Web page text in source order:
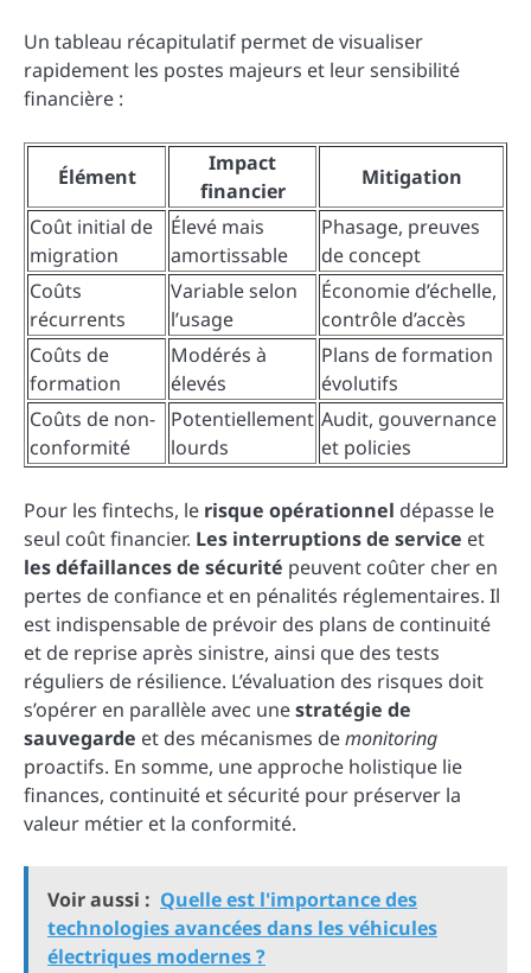
Un tableau récapitulatif permet de visualiser
rapidement les postes majeurs et leur sensibilité
financière :
Élément
Impact
financier
Mitigation
Coût initial de
migration
Élevé mais
amortissable
Phasage, preuves
de concept
Coûts
récurrents
Variable selon
l’usage
Économie d’échelle,
contrôle d’accès
Coûts de
formation
Modérés à
élevés
Plans de formation
évolutifs
Coûts de non-
conformité
Potentiellement
lourds
Audit, gouvernance
et policies
Pour les fintechs, le risque opérationnel dépasse le
seul coût financier. Les interruptions de service et
les défaillances de sécurité peuvent coûter cher en
pertes de confiance et en pénalités réglementaires. Il
est indispensable de prévoir des plans de continuité
et de reprise après sinistre, ainsi que des tests
réguliers de résilience. L’évaluation des risques doit
s’opérer en parallèle avec unestratégie de
sauvegarde et des mécanismes demonitoring
proactifs. En somme, une approche holistique lie
finances, continuité et sécurité pour préserver la
valeur métier et la conformité.
Voir aussi : Quelle est l'importance des
technologies avancées dans les véhicules
électriques modernes ?